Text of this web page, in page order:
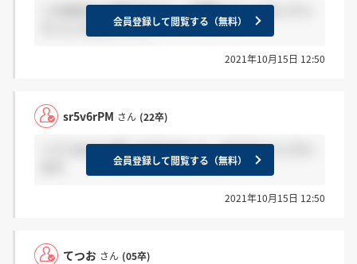
この会社から親会社のアース製薬に行った方ってい
らっしゃるんですか？会員登録して閲覧する（無料）
2021年10月15日 12:50
sr5v6rPM さん (22卒)
＞てつおさん書いてありました、ありがとうござい
会員登録して閲覧する（無料）
2021年10月15日 12:50
てつお さん (05卒)